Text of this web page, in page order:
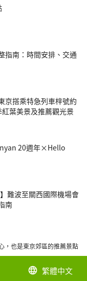
指南：時間安排、交通
京搭乘特急列車梓號約
葉美景及推薦觀光景
20週年×Hello
】難波至關西國際機場會
南
，也是東京郊區的推薦景點
language 繁體中文